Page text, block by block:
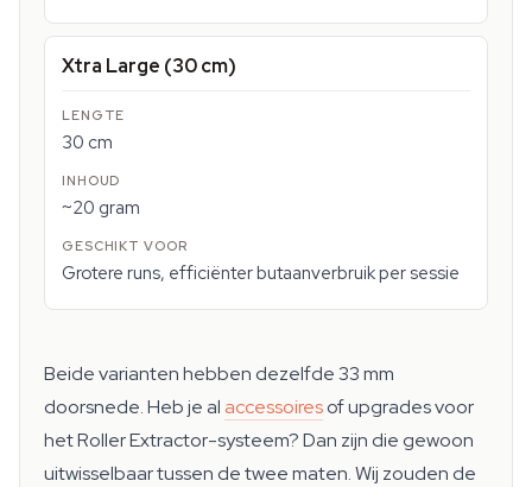
Xtra Large (30 cm)
30 cm
~20 gram
Grotere runs, efficiënter butaanverbruik per sessie
Beide varianten hebben dezelfde 33 mm
doorsnede. Heb je al accessoiresof upgrades voor
het Roller Extractor-systeem? Dan zijn die gewoon
uitwisselbaar tussen de twee maten. Wij zouden de